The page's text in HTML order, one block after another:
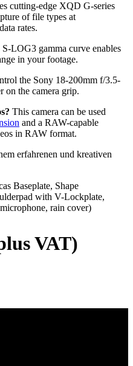
cutting-edge XQD G-series
of file types at
rates.
S-LOG3 gamma curve enables
in your footage.
the Sony 18-200mm f/3.5-
on the camera grip.
This camera can be used
and a RAW-capable
in RAW format.
Baseplate, Shape
with V-Lockplate,
rain cover)
VAT)